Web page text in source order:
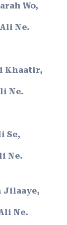
Wo,
Ne.
Khaatir,
Ne.
Se,
Ne.
Jilaaye,
Ne.